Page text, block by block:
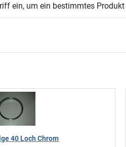
ein, um ein bestimmtes
40 Loch Chrom